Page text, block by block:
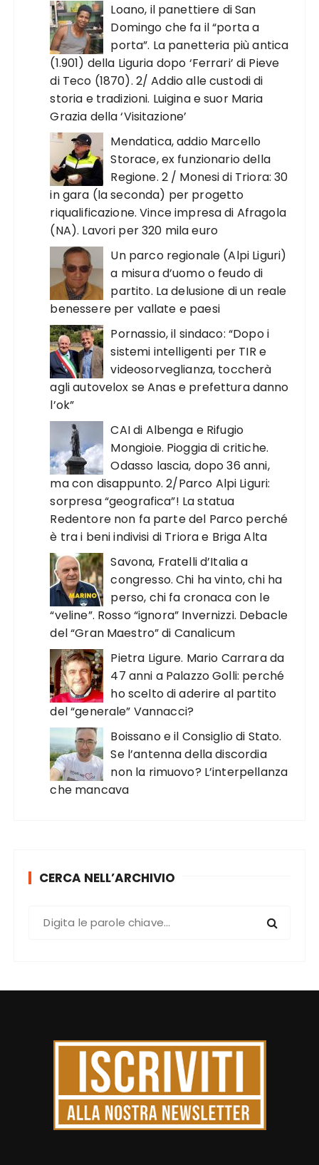
Loano, il panettiere di San
Domingo che fa il “porta a
porta”. La panetteria più antica
(1.901) della Liguria dopo ‘Ferrari’ di Pieve
di Teco (1870). 2/ Addio alle custodi di
storia e tradizioni. Luigina e suor Maria
Grazia della ‘Visitazione’
Mendatica, addio Marcello
Storace, ex funzionario della
Regione. 2 / Monesi di Triora: 30
in gara (la seconda) per progetto
riqualificazione. Vince impresa di Afragola
(NA). Lavori per 320 mila euro
Un parco regionale (Alpi Liguri)
a misura d’uomo o feudo di
partito. La delusione di un reale
benessere per vallate e paesi
Pornassio, il sindaco: “Dopo i
sistemi intelligenti per TIR e
videosorveglianza, toccherà
agli autovelox se Anas e prefettura danno
l’ok”
CAI di Albenga e Rifugio
Mongioie. Pioggia di critiche.
Odasso lascia, dopo 36 anni,
ma con disappunto. 2/Parco Alpi Liguri:
sorpresa “geografica”! La statua
Redentore non fa parte del Parco perché
è tra i beni indivisi di Triora e Briga Alta
Savona, Fratelli d’Italia a
congresso. Chi ha vinto, chi ha
perso, chi fa cronaca con le
“veline”. Rosso “ignora” Invernizzi. Debacle
del “Gran Maestro” di Canalicum
Pietra Ligure. Mario Carrara da
47 anni a Palazzo Golli: perché
ho scelto di aderire al partito
del “generale” Vannacci?
Boissano e il Consiglio di Stato.
Se l’antenna della discordia
non la rimuovo? L’interpellanza
che mancava
CERCA NELL’ARCHIVIO